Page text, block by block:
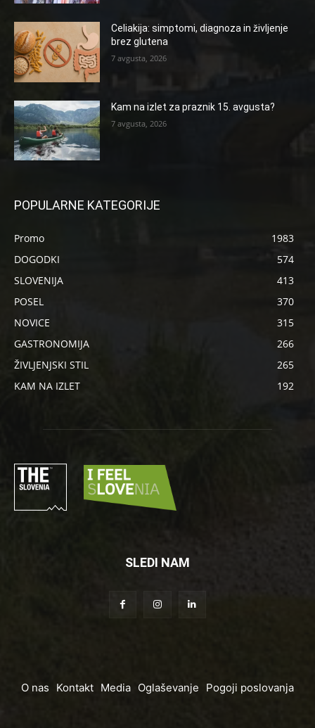
Celiakija: simptomi, diagnoza in življenje
brez glutena
7 avgusta, 2026
Kam na izlet za praznik 15. avgusta?
7 avgusta, 2026
POPULARNE KATEGORIJE
Promo
1983
DOGODKI
574
SLOVENIJA
413
POSEL
370
NOVICE
315
GASTRONOMIJA
266
ŽIVLJENJSKI STIL
265
KAM NA IZLET
192
SLEDI NAM
O nas Kontakt Media Oglaševanje Pogoji poslovanja